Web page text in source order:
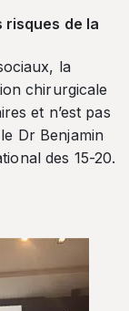
risques de la
la
chirurgicale
et n’est pas
Dr Benjamin
des 15-20.